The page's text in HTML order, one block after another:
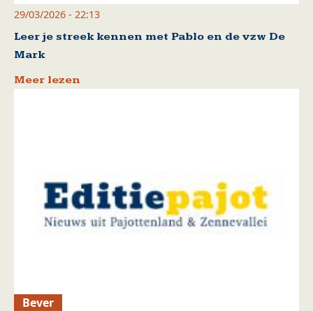
29/03/2026 - 22:13
Leer je streek kennen met Pablo en de vzw De
Mark
Meer lezen
Bever